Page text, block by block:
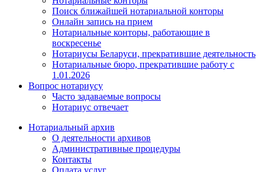
Поиск ближайшей нотариальной конторы
Онлайн запись на прием
Нотариальные конторы, работающие в
воскресенье
Нотариусы Беларуси, прекратившие деятельность
Нотариальные бюро, прекратившие работу с
1.01.2026
Вопрос нотариусу
Часто задаваемые вопросы
Нотариус отвечает
Нотариальный архив
О деятельности архивов
Административные процедуры
Контакты
Оплата услуг